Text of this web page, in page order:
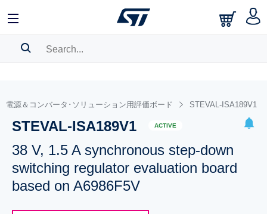
BOOKMARK
Please log in to show your saved searches.
電源＆コンバータ･ソリューション用評価ボード STEVAL-ISA189V1
STEVAL-ISA189V1 ACTIVE
38 V, 1.5 A synchronous step-down
switching regulator evaluation board
based on A6986F5V